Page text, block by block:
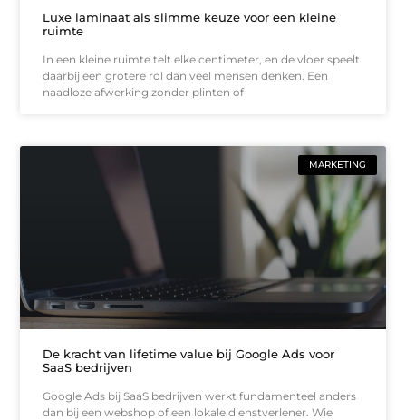
Luxe laminaat als slimme keuze voor een kleine
ruimte
In een kleine ruimte telt elke centimeter, en de vloer speelt
daarbij een grotere rol dan veel mensen denken. Een
naadloze afwerking zonder plinten of
MARKETING
De kracht van lifetime value bij Google Ads voor
SaaS bedrijven
Google Ads bij SaaS bedrijven werkt fundamenteel anders
dan bij een webshop of een lokale dienstverlener. Wie